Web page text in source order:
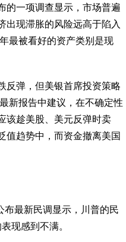
的一项调查显示，市场普遍
出现滞胀的风险远高于陷入
最被看好的资产类别是现
反弹，但美银首席投资策略
新报告中建议，在不确定性
该趁美股、美元反弹时卖
值趋势中，而资金撤离美国
最新民调显示，川普的民
现感到不满。